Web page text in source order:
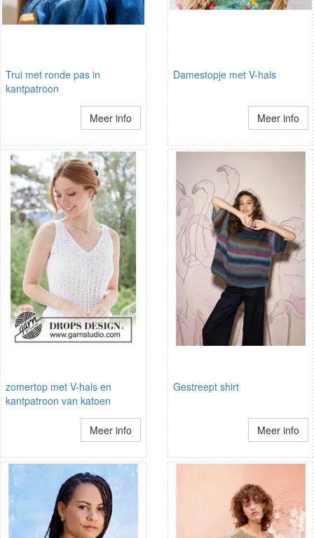
Trui met ronde pas in
kantpatroon
Meer info
Damestopje met V-hals
Meer info
zomertop met V-hals en
kantpatroon van katoen
Meer info
Gestreept shirt
Meer info